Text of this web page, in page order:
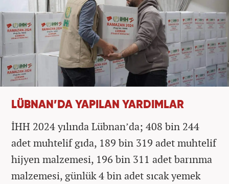
LÜBNAN’DA YAPILAN YARDIMLAR
İHH 2024 yılında Lübnan’da; 408 bin 244
adet muhtelif gıda, 189 bin 319 adet muhtelif
hijyen malzemesi, 196 bin 311 adet barınma
malzemesi, günlük 4 bin adet sıcak yemek